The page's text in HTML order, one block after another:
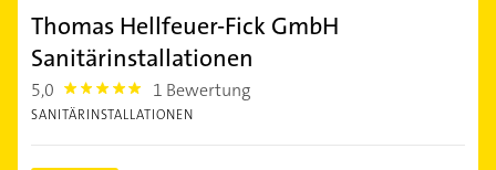
Thomas Hellfeuer-Fick GmbH
Sanitärinstallationen
5,0 5.0 1 Bewertung
SANITÄRINSTALLATIONEN